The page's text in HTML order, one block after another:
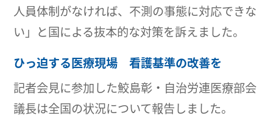
人員体制がなければ、不測の事態に対応できな
い」と国による抜本的な対策を訴えました。
ひっ迫する医療現場 看護基準の改善を
記者会見に参加した鮫島彰・自治労連医療部会
議長は全国の状況について報告しました。